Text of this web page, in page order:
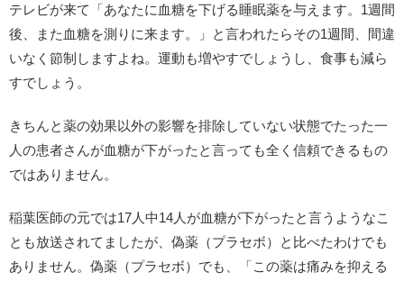
テレビが来て「あなたに血糖を下げる睡眠薬を与えます。1週間
後、また血糖を測りに来ます。」と言われたらその1週間、間違
いなく節制しますよね。運動も増やすでしょうし、食事も減ら
すでしょう。
きちんと薬の効果以外の影響を排除していない状態でたった一
人の患者さんが血糖が下がったと言っても全く信頼できるもの
ではありません。
稲葉医師の元では17人中14人が血糖が下がったと言うようなこ
とも放送されてましたが、偽薬（プラセボ）と比べたわけでも
ありません。偽薬（プラセボ）でも、「この薬は痛みを抑える